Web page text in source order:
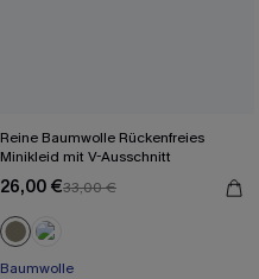
Reine Baumwolle Rückenfreies
Minikleid mit V-Ausschnitt
26,00 €33,00 €
Baumwolle